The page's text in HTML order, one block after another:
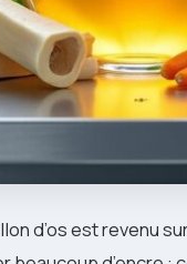
d’os est revenu